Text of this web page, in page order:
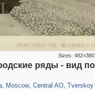
Sizes: 482×380
ряды - вид
, Moscow, Central AO,